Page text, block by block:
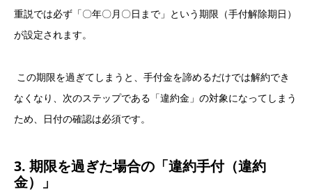
重説では必ず「〇年〇月〇日まで」という期限（手付解除期日）
が設定されます。
この期限を過ぎてしまうと、手付金を諦めるだけでは解約でき
なくなり、次のステップである「違約金」の対象になってしまう
ため、日付の確認は必須です。
3. 期限を過ぎた場合の「違約手付（違約
金）」